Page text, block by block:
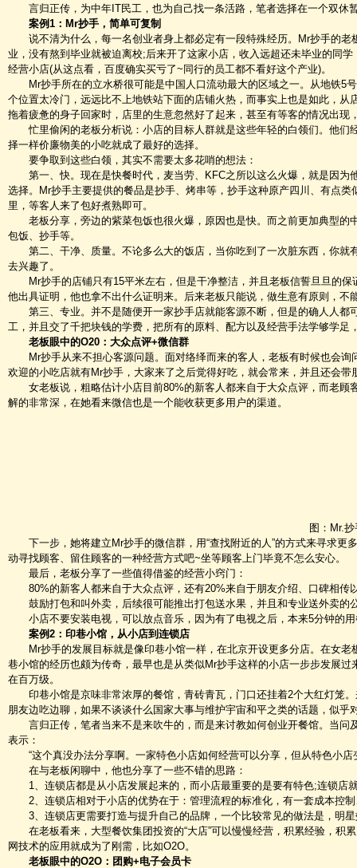
言归正传，为中年IT民工，也为自己找一条活路，笔者选择在一个双休
案例1：Mr抄手，简单可复制
说不清为什么，每一名创业者身上都必定有一段特殊经历。Mr抄手的老
业，没有熬到毕业就被迫离校;后来开了这家小店，收入远超还未毕业的同
经营小店(从这点看，百度确实买亏了~同行的员工都不看好这个产业)。
Mr抄手所在的立水桥很可能是中国人口流动最大的区域之一。从地铁5
个位置太冷门，远远比不上地铁站下面的店铺火热，而事实上也是如此，
拖着疲惫的身子回家时，店里的生意忽然好了起来，甚至有等客的情况出
忙里偷闲的老板分析说：小店的目标人群就是这些年轻的白领们。他们
择一样价廉物美的小吃就成了最好的选择。
要争取到这些白领，其实不需要太多花哨的想法：
第一、快。现在是快餐时代，麦当劳、KFC之所以这么火爆，就是因为
选择。Mr抄手主要提供的餐品是抄手、烤串等，抄手这种原产四川、有点
里，等客人来了包好煮熟即可。
老板分享，旁边的紫菜包饭也很火爆，原因也是快。而之前更加典型的
包饭、抄手等。
第二、干净、质量。不论多么大的饭店，当你吃到了一次脏东西，你就
去兴趣了。
Mr抄手的店铺只有15平米左右，但是干净整洁，并且老板信誓旦旦的保
他出具证明，他也拿不出什么证明来。后来老板只能说，做生意有原则，
第三、专业。并不是随便开一家抄手店就能客源不断，但是的确人人都
工，并且交了千把块钱的学费，把所有的原料、配方以及经营手法学够学足
老板眼中的O20：大众点评+微信群
Mr抄手从来不担心客源问题。面对络绎而来的客人，老板有时候也会询
欢迎的小吃店就有Mr抄手，大家来了之后觉得好吃，就会常来，并且还会带
女老板说，粗略估计小店目前80%的新客人都来自于大众点评，而老顾
解的非常深，在她看来微信也是一个能收获更多用户的渠道。
图：Mr.抄
下一步，她将建立Mr抄手的微信群，用“查找附近的人”的方式来寻求更
动寻找顾客、留住顾客的一种经营方式吧~坐等顾客上门毕竟不怎么安心。
最后，老板分享了一些值得借鉴的经营小窍门：
80%的新客人都来自于大众点评，还有20%来自于朋友介绍、口碑相传
鼓励打包和叫外卖，后续很可能推出打包送水果，并且和专业送外卖的
小店不要安装电视，可以放点音乐，因为有了电视之后，本来5分钟的用
案例2：印巷小馆，从小店到连锁店
Mr抄手的发展目标就是像印巷小馆一样，在北京开设更多分店。在女老
巷小馆的经历也颇为传奇，最早也是从类似Mr抄手这样的小店一步步发展
在百万级。
印巷小馆是京味非常浓厚的餐馆，青砖青瓦，门口还挂着2个大红灯笼
朋友边吃边聊，如果不谈谈什么国家大事与维护宇宙和平之类的话题，似乎
言归正传，笔者当来不是来吹牛的，而是来讨教如何创业开餐馆。当问
表示：
“这个真没办法分享啊。一家特色小店如何经营可以分享，但从特色小店
在与老板闲聊中，他也分享了一些不错的思路：
1、连锁店都是从小店发展起来的，而小店最重要的是要有特色;连锁店
2、连锁店相对于小店的优势在于：管理流程的标准化，有一套成本控制
3、连锁店更需要打造与提升自己的品牌，一个比较常见的做法是，明
在老板看来，大型餐饮集团投资的“大店”可以慢慢经营，积累经验，积
网技术的应用就成为了刚需，比如O2O。
老板眼中的O2O：团购+电子会员卡